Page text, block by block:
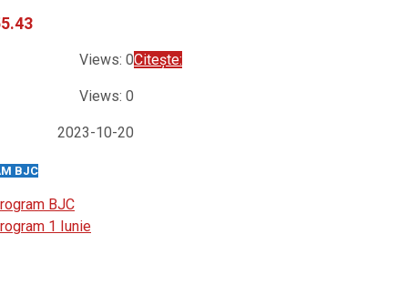
Views: 0Citește:
Views: 0
2023-10-20
BJC
BJC
1 Iunie